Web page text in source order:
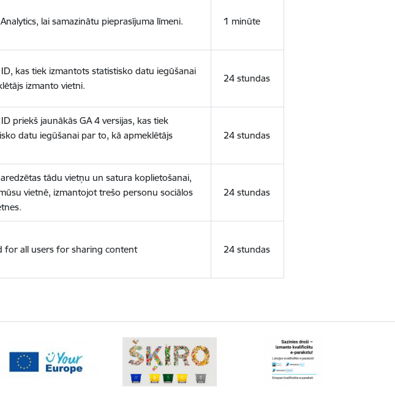
lai samazinātu pieprasījuma līmeni. 1 minūte
kas tiek izmantots statistisko datu iegūšanai
izmanto vietni.
24 stundas
priekš jaunākās GA 4 versijas, kas tiek
datu iegūšanai par to, kā apmeklētājs
24 stundas
tādu vietņu un satura koplietošanai,
vietnē, izmantojot trešo personu sociālos
24 stundas
for all users for sharing content 24 stundas